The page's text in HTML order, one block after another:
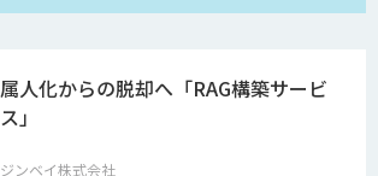
属人化からの脱却へ「RAG構築サービ
ス」
ジンベイ株式会社